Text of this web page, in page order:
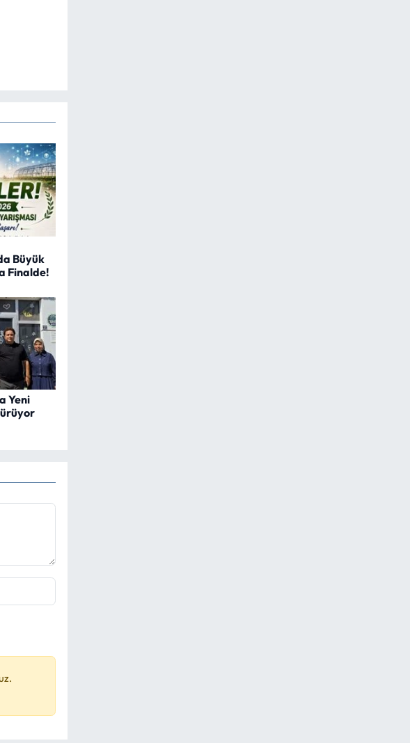
Büyük
Finalde!
Yeni